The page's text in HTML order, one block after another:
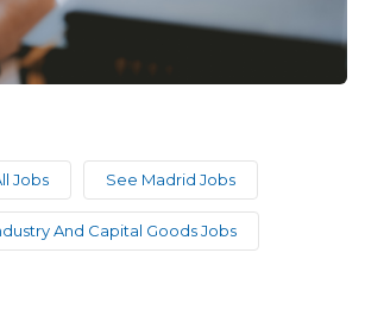
Jobs See Madrid Jobs
And Capital Goods Jobs